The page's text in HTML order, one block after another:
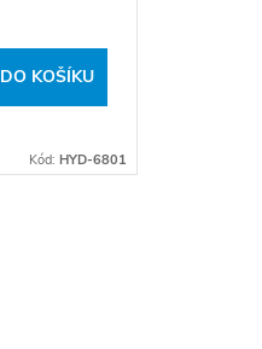
DO KOŠÍKU
Kód: HYD-6801